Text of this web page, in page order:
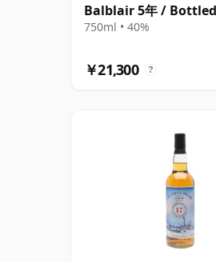
Balblair 5年 /
750ml • 40%
￥21,300 ?